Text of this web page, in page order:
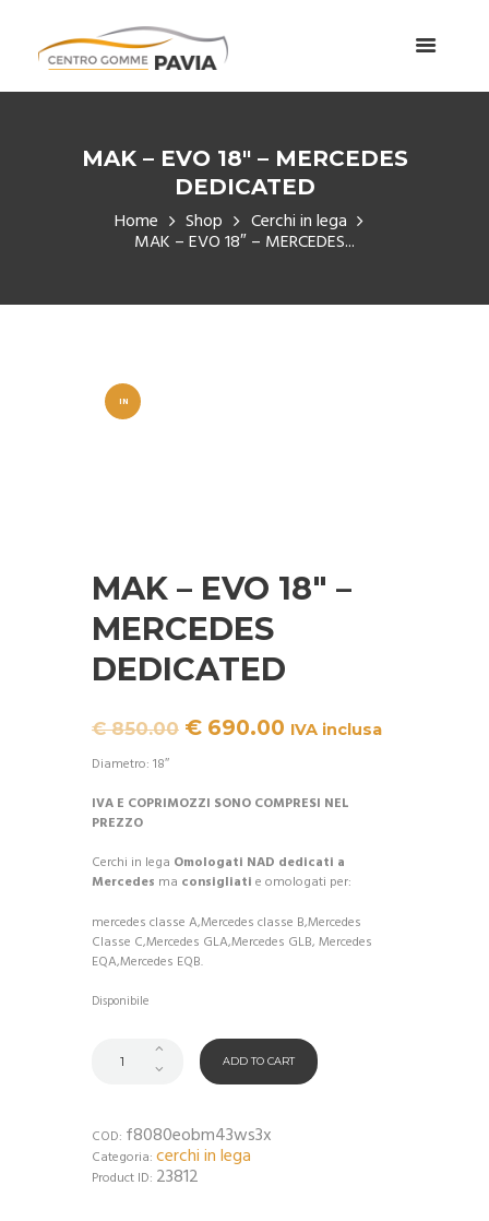
MAK – EVO 18″ – MERCEDES
DEDICATED
Home Shop Cerchi in lega
MAK – EVO 18″ – MERCEDES...
IN
MAK – EVO 18″ –
MERCEDES
DEDICATED
€850.00 Il
€ 850.00.
€ 690.00 Il
€ 690.00.
IVA inclusa
Diametro: 18″
IVA E COPRIMOZZI SONO COMPRESI NEL
PREZZO
Cerchi in lega Omologati NAD dedicati a
Mercedes ma consigliati e omologati per:
mercedes classe A,Mercedes classe B,Mercedes
Classe C,Mercedes GLA,Mercedes GLB, Mercedes
EQA,Mercedes EQB.
Disponibile
ADD TO CART
COD: f8080eobm43ws3x
Categoria: cerchi in lega
Product ID: 23812